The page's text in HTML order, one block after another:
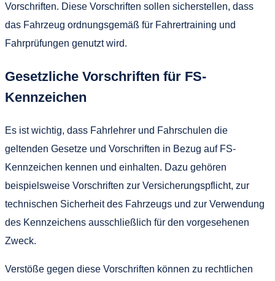
Vorschriften. Diese Vorschriften sollen sicherstellen, dass
das Fahrzeug ordnungsgemäß für Fahrertraining und
Fahrprüfungen genutzt wird.
Gesetzliche Vorschriften für FS-
Kennzeichen
Es ist wichtig, dass Fahrlehrer und Fahrschulen die
geltenden Gesetze und Vorschriften in Bezug auf FS-
Kennzeichen kennen und einhalten. Dazu gehören
beispielsweise Vorschriften zur Versicherungspflicht, zur
technischen Sicherheit des Fahrzeugs und zur Verwendung
des Kennzeichens ausschließlich für den vorgesehenen
Zweck.
Verstöße gegen diese Vorschriften können zu rechtlichen